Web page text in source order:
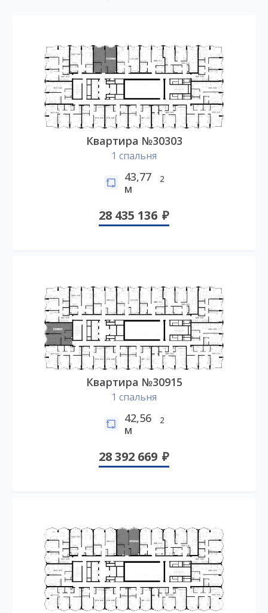
Квартира №30303
1 спальня
43,77
м
2
28 435 136
Квартира №30915
1 спальня
42,56
м
2
28 392 669